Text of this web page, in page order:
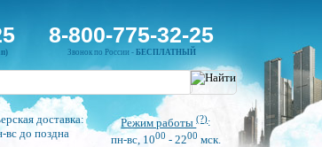
8-800-775-32-25
Звонок по России - БЕСПЛАТНЫЙ
доставка:
вс до поздна
Режим работы(?):
пн-вс, 1000 - 2200 мск.